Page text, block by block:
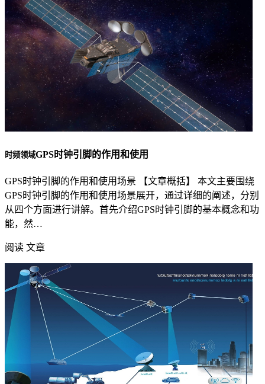
时频领域GPS时钟引脚的作用和使用
GPS时钟引脚的作用和使用场景 【文章概括】 本文主要围绕
GPS时钟引脚的作用和使用场景展开，通过详细的阐述，分别
从四个方面进行讲解。首先介绍GPS时钟引脚的基本概念和功
能，然…
阅读 文章